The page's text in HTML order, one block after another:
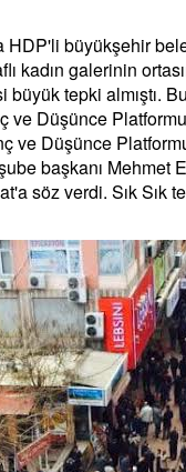
HDP'li büyükşehir
kadın galerinin
büyük tepki almıştı.
ve Düşünce
Düşünce
başkanı Mehmet
söz verdi. Sık Sık